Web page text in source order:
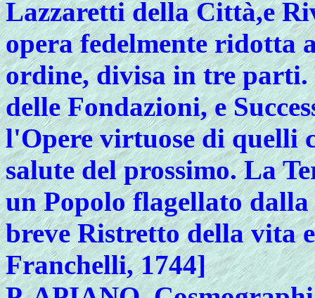
Lazzaretti della Città,e
opera fedelmente ridotta
ordine, divisa in tre
delle Fondazioni, e
l'Opere virtuose di quelli
salute del prossimo. La
un Popolo flagellato
breve Ristretto della vita
Franchelli, 1744]